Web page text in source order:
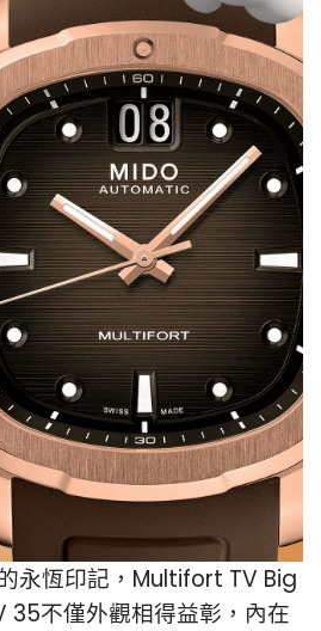
永恆印記，Multifort TV Big
不僅外觀相得益彰， 內在